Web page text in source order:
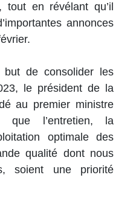
tout en révélant qu’il
annonces
de consolider les
le président de la
au premier ministre
l’entretien, la
optimale des
qualité dont nous
soient une priorité